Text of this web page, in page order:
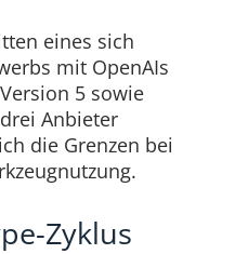
eines sich
mit OpenAIs
5 sowie
Anbieter
die Grenzen bei
Zyklus